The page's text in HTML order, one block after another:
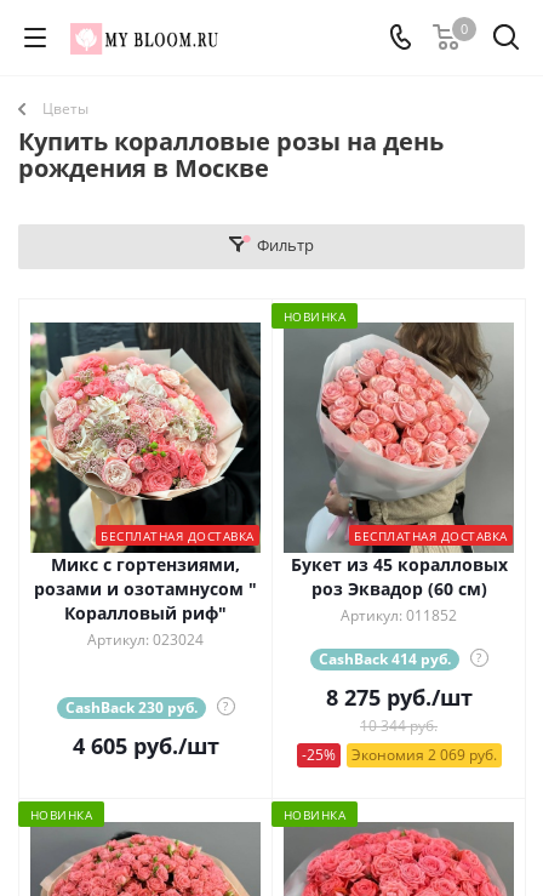
0
Цветы
Купить коралловые розы на день
рождения в Москве
Фильтр
БЕСПЛАТНАЯ ДОСТАВКА
Микс с гортензиями,
розами и озотамнусом "
Коралловый риф"
Артикул: 023024
CashBack 230 руб. ?
4 605руб./шт
НОВИНКА
БЕСПЛАТНАЯ ДОСТАВКА
Букет из 45 коралловых
роз Эквадор (60 см)
Артикул: 011852
CashBack 414 руб. ?
8 275руб./шт
10 344 руб.
-25%
Экономия 2 069 руб.
НОВИНКА НОВИНКА